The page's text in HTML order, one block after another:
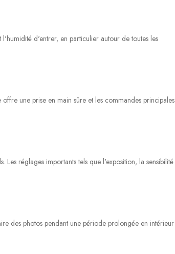
d'entrer, en particulier autour de toutes les
une prise en main sûre et les commandes principales
réglages importants tels que l'exposition, la sensibilité
des photos pendant une période prolongée en intérieur